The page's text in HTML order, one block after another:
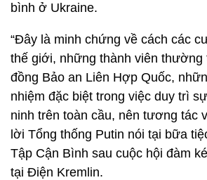
bình ở Ukraine.
“Đây là minh chứng về cách các
thế giới, những thành viên thường
đồng Bảo an Liên Hợp Quốc,
nhiệm đặc biệt trong việc duy trì
ninh trên toàn cầu, nên tương tác
lời Tổng thống Putin nói tại bữa
Tập Cận Bình sau cuộc hội đàm
tại Điện Kremlin.